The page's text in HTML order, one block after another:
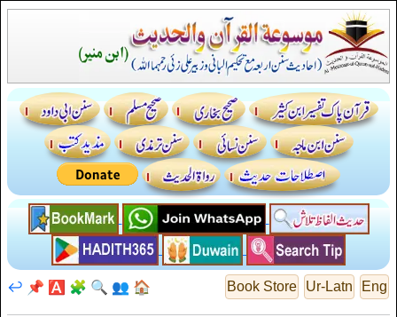
Eng
Ur-Latn
Book Store
🏠
👥
🔍
🧩
🅰️
📌
↩️